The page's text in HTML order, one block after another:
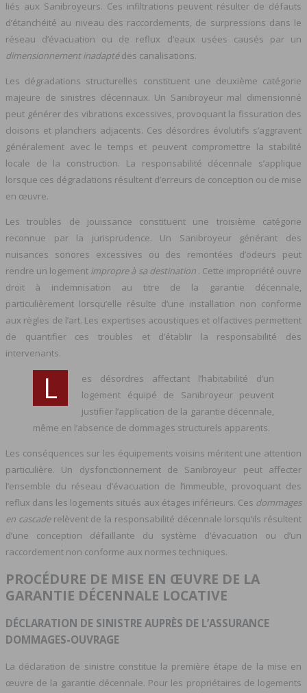
liés aux Sanibroyeurs. Ces infiltrations peuvent résulter de défauts
d’étanchéité au niveau des raccordements, de surpressions dans le
réseau d’évacuation ou de reflux d’eaux usées causés par un
dimensionnement inadaptédes canalisations.
Les dégradations structurelles constituent une deuxième catégorie
majeure de sinistres décennaux. Un Sanibroyeur mal dimensionné
peut générer des vibrations excessives, provoquant la fissuration des
cloisons et planchers adjacents. Ces désordres évolutifs s’aggravent
généralement avec le temps et peuvent compromettre la stabilité
locale de la construction. La responsabilité décennale s’applique
lorsque ces dégradations résultent d’erreurs de conception ou de mise
en œuvre.
Les troubles de jouissance constituent une troisième catégorie
reconnue par la jurisprudence. Un Sanibroyeur générant des
nuisances sonores excessives ou des remontées d’odeurs peut
rendre un logement impropre à sa destination . Cette impropriété ouvre
droit à indemnisation au titre de la garantie décennale,
particulièrement lorsqu’elle résulte d’une installation non conforme
aux règles de l’art. Les expertises acoustiques et olfactives permettent
de quantifier ces troubles et d’établir la responsabilité des
intervenants.
L
es désordres affectant l’habitabilité d’un
logement équipé de Sanibroyeur peuvent
justifier l’application de la garantie décennale,
même en l’absence de dommages structurels apparents.
Les conséquences sur les équipements voisins méritent une attention
particulière. Un dysfonctionnement de Sanibroyeur peut affecter
l’ensemble du réseau d’évacuation de l’immeuble, provoquant des
reflux dans les logements situés aux étages inférieurs. Ces dommages
en cascade relèvent de la responsabilité décennale lorsqu’ils résultent
d’une conception défaillante du système d’évacuation ou d’un
raccordement non conforme aux normes techniques.
PROCÉDURE DE MISE EN ŒUVRE DE LA
GARANTIE DÉCENNALE LOCATIVE
DÉCLARATION DE SINISTRE AUPRÈS DE L’ASSURANCE
DOMMAGES-OUVRAGE
La déclaration de sinistre constitue la première étape de la mise en
œuvre de la garantie décennale. Pour les propriétaires de logements